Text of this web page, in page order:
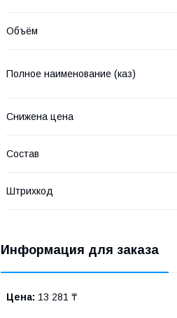
Объём
Полное наименование (каз)
Снижена цена
Состав
Штрихкод
Информация для заказа
Цена: 13 281 ₸